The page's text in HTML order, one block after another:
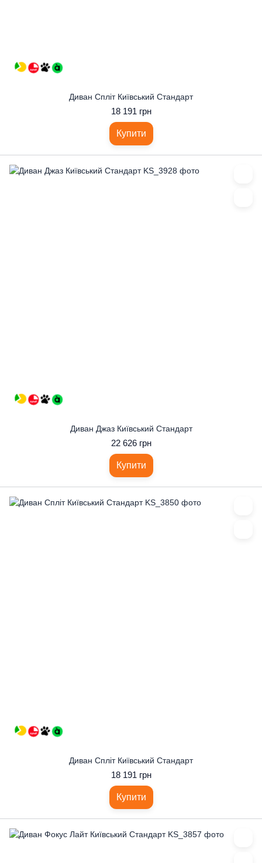
Диван Спліт Київський Стандарт
18 191 грн
Купити
Диван Джаз Київський Стандарт
22 626 грн
Купити
Диван Спліт Київський Стандарт
18 191 грн
Купити